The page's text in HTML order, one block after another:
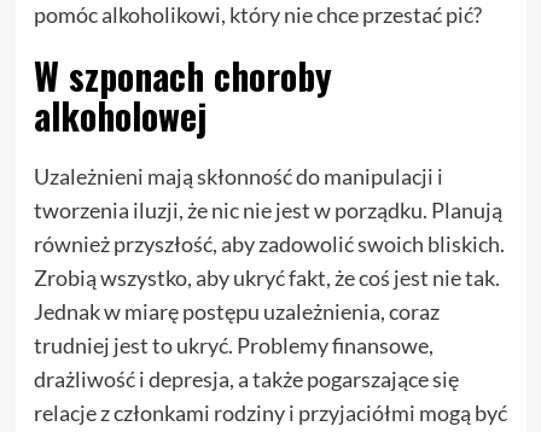
pomóc alkoholikowi, który nie chce przestać pić?
W szponach choroby
alkoholowej
Uzależnieni mają skłonność do manipulacji i
tworzenia iluzji, że nic nie jest w porządku. Planują
również przyszłość, aby zadowolić swoich bliskich.
Zrobią wszystko, aby ukryć fakt, że coś jest nie tak.
Jednak w miarę postępu uzależnienia, coraz
trudniej jest to ukryć. Problemy finansowe,
drażliwość i depresja, a także pogarszające się
relacje z członkami rodziny i przyjaciółmi mogą być